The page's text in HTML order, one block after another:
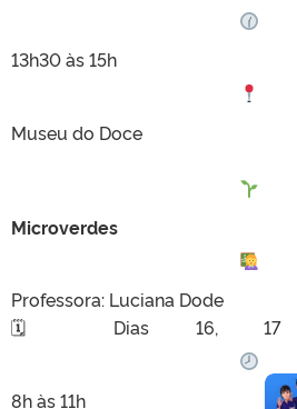
13h30 às 15h
Museu do Doce
Microverdes
Professora: Luciana Dode
🗓 Dias 16,
8h às 11h